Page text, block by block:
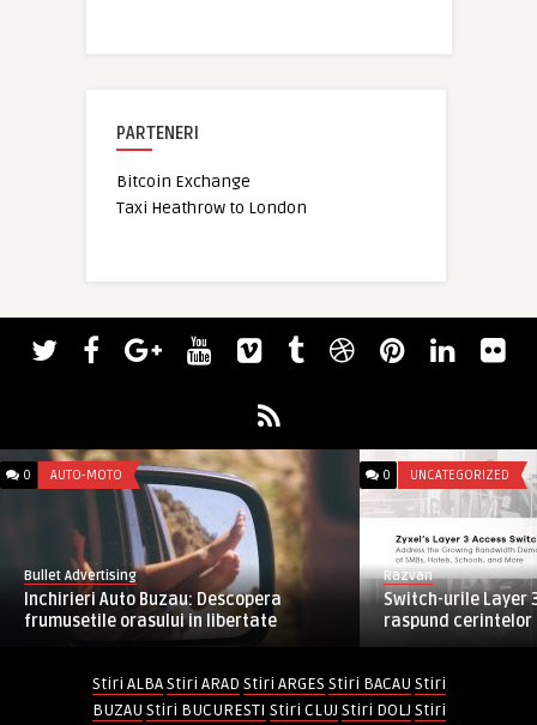
PARTENERI
Bitcoin Exchange
Taxi Heathrow to London
0 AUTO-MOTO
Bullet Advertising
Inchirieri Auto Buzau: Descopera
frumusetile orasului in libertate
0 UNCATEGORIZED
Razvan
Switch-urile Layer
raspund cerintelor
Stiri ALBA Stiri ARAD Stiri ARGES Stiri BACAU Stiri
BUZAU Stiri BUCURESTI Stiri CLUJ Stiri DOLJ Stiri